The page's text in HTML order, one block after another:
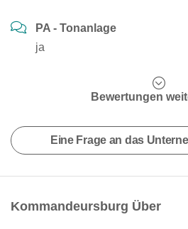
PA - Tonanlage
ja
Bewertungen
Eine Frage an das
Kommandeursburg Über